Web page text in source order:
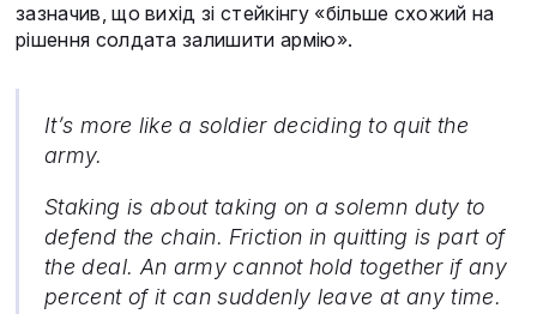
зазначив, що вихід зі стейкінгу «більше схожий на
рішення солдата залишити армію».
It’s more like a soldier deciding to quit the
army.
Staking is about taking on a solemn duty to
defend the chain. Friction in quitting is part of
the deal. An army cannot hold together if any
percent of it can suddenly leave at any time.